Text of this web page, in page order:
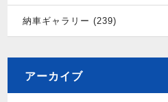
納車ギャラリー (239)
アーカイブ